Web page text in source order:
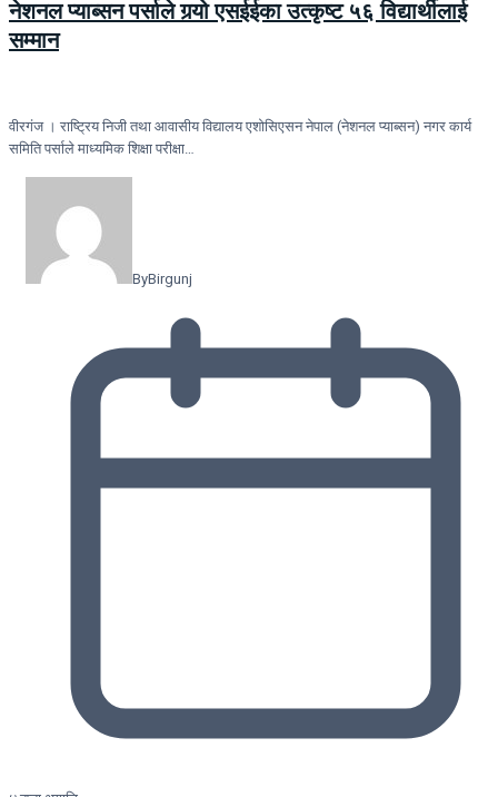
नेशनल प्याब्सन पर्साले गर्‍यो एसईईका उत्कृष्ट ५६ विद्यार्थीलाई
सम्मान
वीरगंज । राष्ट्रिय निजी तथा आवासीय विद्यालय एशोसिएसन नेपाल (नेशनल प्याब्सन) नगर कार्य
समिति पर्साले माध्यमिक शिक्षा परीक्षा…
ByBirgunj